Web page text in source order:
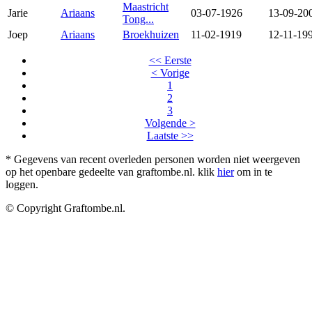
Jarie
Ariaans
Maastricht
Tong...
03-07-1926
13-09-
Joep
Ariaans Broekhuizen 11-02-1919 12-11-
<< Eerste
< Vorige
1
2
3
Volgende >
Laatste >>
* Gegevens van recent overleden personen worden niet weergeven
op het openbare gedeelte van graftombe.nl. klik hierom in te
loggen.
© Copyright Graftombe.nl.